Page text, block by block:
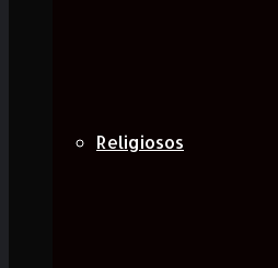
Religiosos